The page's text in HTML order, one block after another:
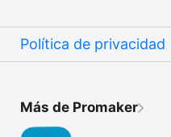
Política de privacidad
Más de Promaker